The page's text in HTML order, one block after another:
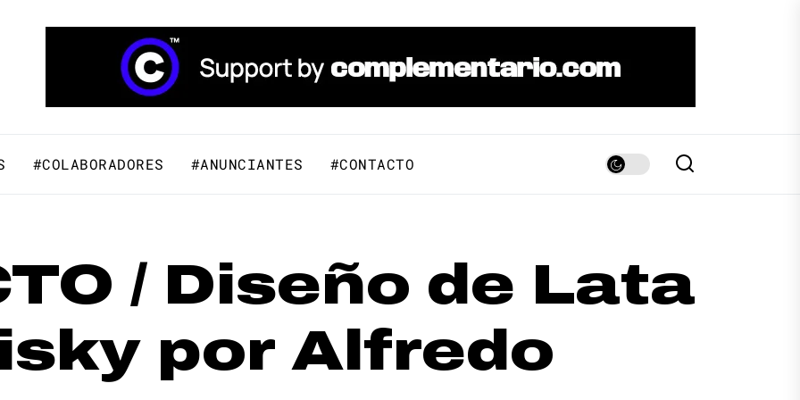
#COLABORADORES #ANUNCIANTES #CONTACTO
/ Diseño de Lata
por Alfredo